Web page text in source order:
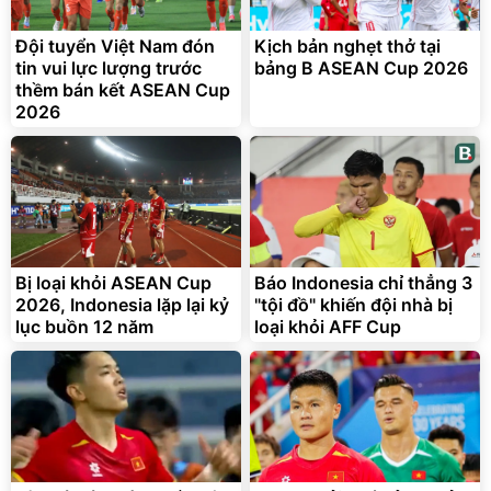
Đội tuyển Việt Nam đón
tin vui lực lượng trước
thềm bán kết ASEAN Cup
2026
Kịch bản nghẹt thở tại
bảng B ASEAN Cup 2026
Bị loại khỏi ASEAN Cup
2026, Indonesia lặp lại kỷ
lục buồn 12 năm
Báo Indonesia chỉ thẳng 3
"tội đồ" khiến đội nhà bị
loại khỏi AFF Cup